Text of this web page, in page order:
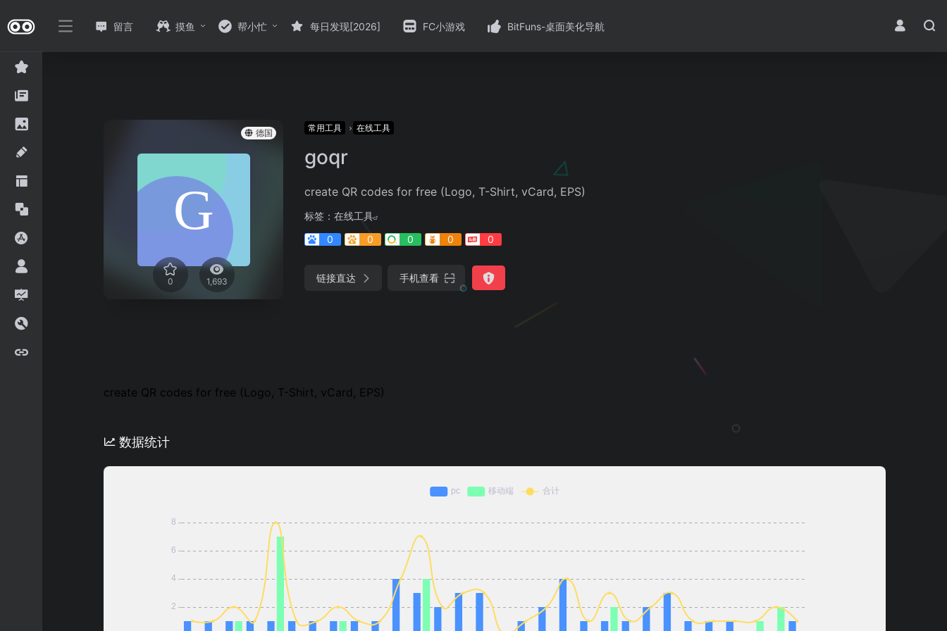
留言 摸鱼 帮小忙 每日发现[2026] FC小游戏 BitFuns-桌面美化导航
德国
0 1,693
常用工具 在线工具
goqr
create QR codes for free (Logo, T-Shirt, vCard, EPS)
标签： 在线工具
0
0 0 0 0
链接直达 手机查看
create QR codes for free (Logo, T-Shirt, vCard, EPS)
数据统计